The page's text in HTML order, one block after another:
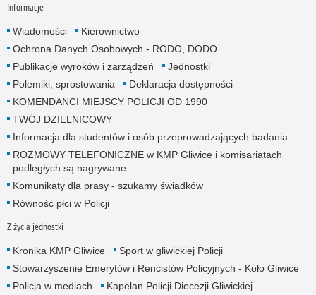
Informacje
Wiadomości
Kierownictwo
Ochrona Danych Osobowych - RODO, DODO
Publikacje wyroków i zarządzeń
Jednostki
Polemiki, sprostowania
Deklaracja dostępności
KOMENDANCI MIEJSCY POLICJI OD 1990
TWÓJ DZIELNICOWY
Informacja dla studentów i osób przeprowadzających badania
ROZMOWY TELEFONICZNE w KMP Gliwice i komisariatach
podległych są nagrywane
Komunikaty dla prasy - szukamy świadków
Równość płci w Policji
Z życia jednostki
Kronika KMP Gliwice
Sport w gliwickiej Policji
Stowarzyszenie Emerytów i Rencistów Policyjnych - Koło Gliwice
Policja w mediach
Kapelan Policji Diecezji Gliwickiej